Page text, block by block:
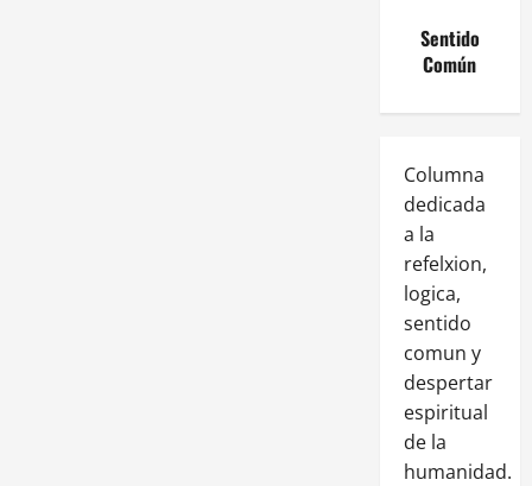
Sentido
Común
Columna
dedicada
a la
refelxion,
logica,
sentido
comun y
despertar
espiritual
de la
humanidad.